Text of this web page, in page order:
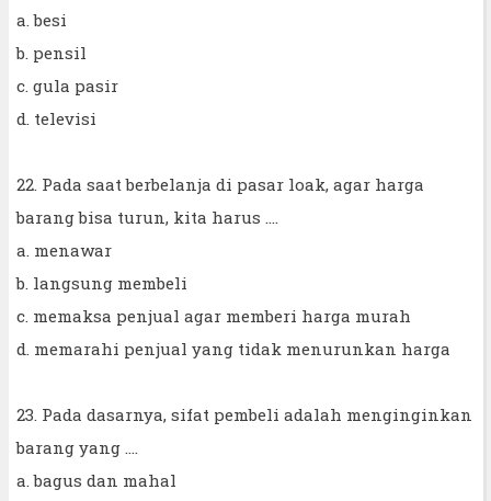
a. besi
b. pensil
c. gula pasir
d. televisi
22. Pada saat berbelanja di pasar loak, agar harga
barang bisa turun, kita harus ....
a. menawar
b. langsung membeli
c. memaksa penjual agar memberi harga murah
d. memarahi penjual yang tidak menurunkan harga
23. Pada dasarnya, sifat pembeli adalah menginginkan
barang yang ....
a. bagus dan mahal